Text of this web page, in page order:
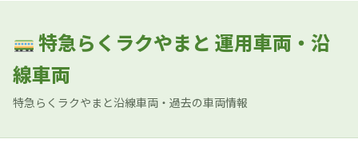
特急らくラクやまと 運用車両・沿
線車両
特急らくラクやまと沿線車両・過去の車両情報